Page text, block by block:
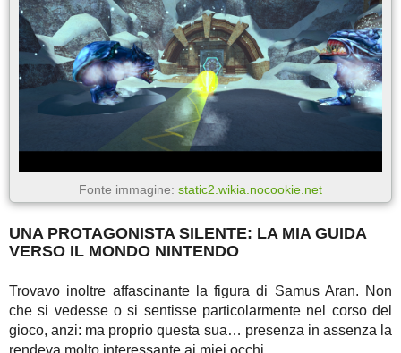
Fonte immagine: static2.wikia.nocookie.net
UNA PROTAGONISTA SILENTE: LA MIA GUIDA
VERSO IL MONDO NINTENDO
Trovavo inoltre affascinante la figura di Samus Aran. Non
che si vedesse o si sentisse particolarmente nel corso del
gioco, anzi: ma proprio questa sua… presenza in assenza la
rendeva molto interessante ai miei occhi.